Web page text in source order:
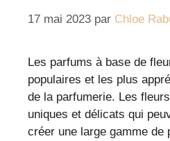
17 mai 2023 par Chloe
Les parfums à base de
populaires et les plus
de la parfumerie. Les
uniques et délicats qui
créer une large gamme de